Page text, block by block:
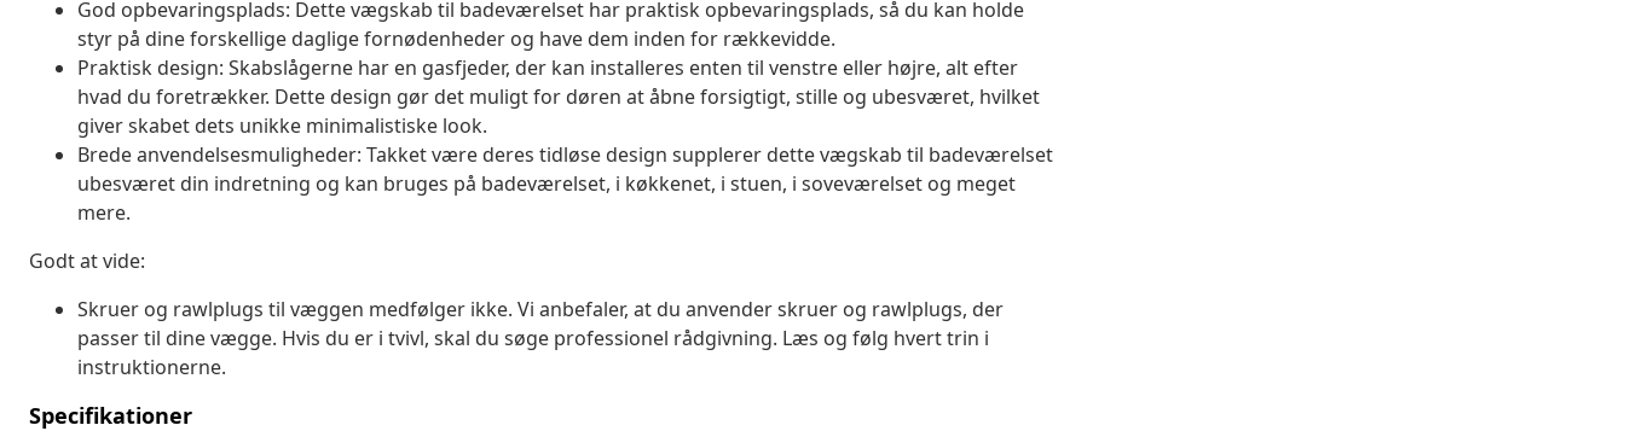
God opbevaringsplads: Dette vægskab til badeværelset har praktisk opbevaringsplads, så du kan holde
styr på dine forskellige daglige fornødenheder og have dem inden for rækkevidde.
Praktisk design: Skabslågerne har en gasfjeder, der kan installeres enten til venstre eller højre, alt efter
hvad du foretrækker. Dette design gør det muligt for døren at åbne forsigtigt, stille og ubesværet, hvilket
giver skabet dets unikke minimalistiske look.
Brede anvendelsesmuligheder: Takket være deres tidløse design supplerer dette vægskab til badeværelset
ubesværet din indretning og kan bruges på badeværelset, i køkkenet, i stuen, i soveværelset og meget
mere.
Godt at vide:
Skruer og rawlplugs til væggen medfølger ikke. Vi anbefaler, at du anvender skruer og rawlplugs, der
passer til dine vægge. Hvis du er i tvivl, skal du søge professionel rådgivning. Læs og følg hvert trin i
instruktionerne.
Specifikationer